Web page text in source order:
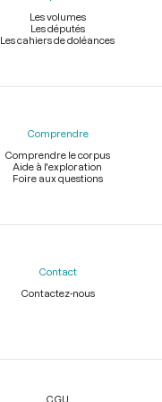
Les volumes
Les députés
Les cahiers de doléances
Comprendre
Comprendre le corpus
Aide à l'exploration
Foire aux questions
Contact
Contactez-nous
CGU